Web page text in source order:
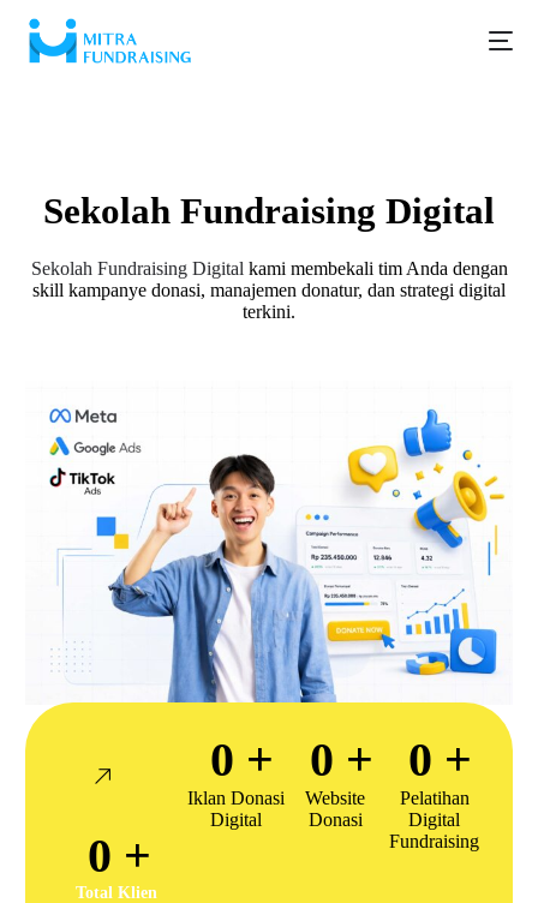
Sekolah Fundraising Digital
Sekolah Fundraising Digital kami membekali tim Anda dengan
skill kampanye donasi, manajemen donatur, dan strategi digital
terkini.
0 +
Total Klien
0 +
Iklan Donasi
Digital
0 +
Website
Donasi
0 +
Pelatihan
Digital
Fundraising